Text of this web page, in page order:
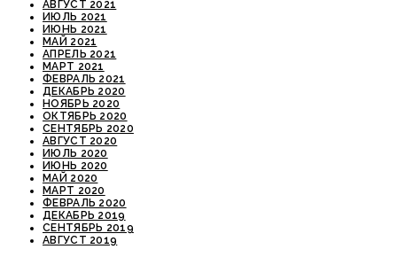
АВГУСТ 2021
ИЮЛЬ 2021
ИЮНЬ 2021
МАЙ 2021
АПРЕЛЬ 2021
МАРТ 2021
ФЕВРАЛЬ 2021
ДЕКАБРЬ 2020
НОЯБРЬ 2020
ОКТЯБРЬ 2020
СЕНТЯБРЬ 2020
АВГУСТ 2020
ИЮЛЬ 2020
ИЮНЬ 2020
МАЙ 2020
МАРТ 2020
ФЕВРАЛЬ 2020
ДЕКАБРЬ 2019
СЕНТЯБРЬ 2019
АВГУСТ 2019